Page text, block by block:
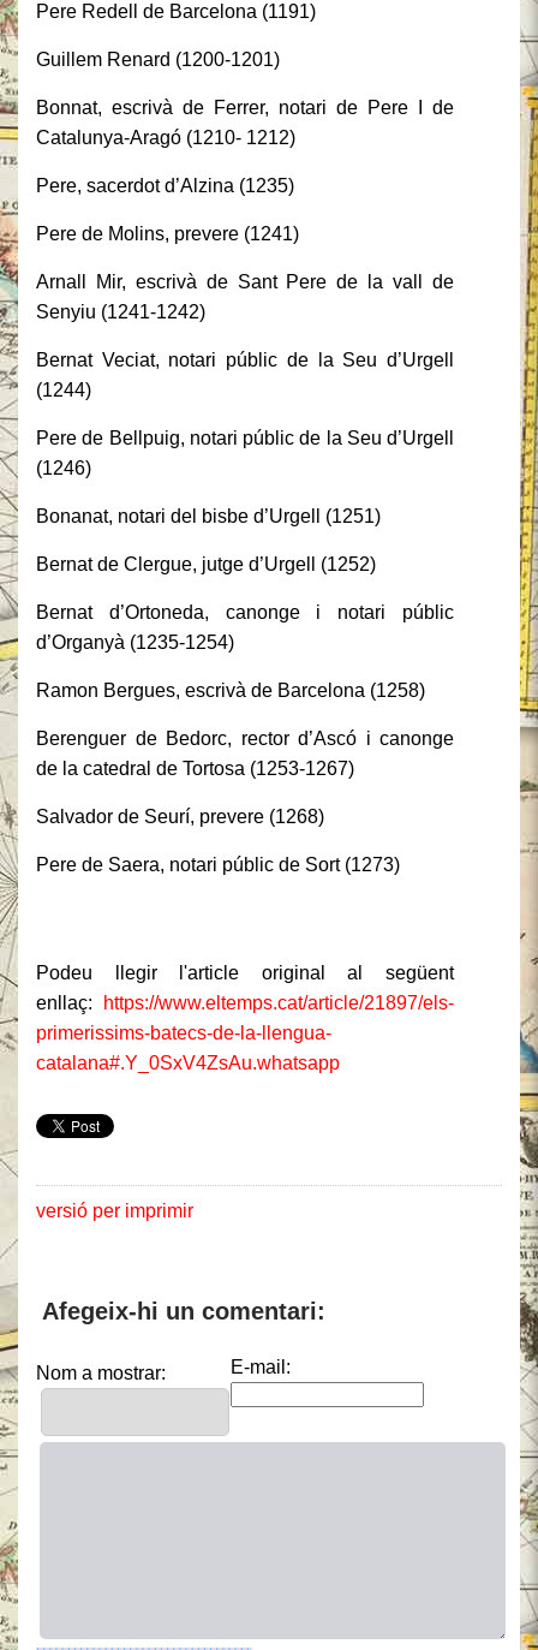
Pere Redell de Barcelona (1191)
Guillem Renard (1200-1201)
Bonnat, escrivà de Ferrer, notari de Pere I de
Catalunya-Aragó (1210- 1212)
Pere, sacerdot d’Alzina (1235)
Pere de Molins, prevere (1241)
Arnall Mir, escrivà de Sant Pere de la vall de
Senyiu (1241-1242)
Bernat Veciat, notari públic de la Seu d’Urgell
(1244)
Pere de Bellpuig, notari públic de la Seu d’Urgell
(1246)
Bonanat, notari del bisbe d’Urgell (1251)
Bernat de Clergue, jutge d’Urgell (1252)
Bernat d’Ortoneda, canonge i notari públic
d’Organyà (1235-1254)
Ramon Bergues, escrivà de Barcelona (1258)
Berenguer de Bedorc, rector d’Ascó i canonge
de la catedral de Tortosa (1253-1267)
Salvador de Seurí, prevere (1268)
Pere de Saera, notari públic de Sort (1273)
Podeu llegir l'article original al següent
enllaç:
https://www.eltemps.cat/article/21897/els-
primerissims-batecs-de-la-llengua-
catalana#.Y_0SxV4ZsAu.whatsapp
versió per imprimir
Afegeix-hi un comentari:
Nom a mostrar: E-mail: